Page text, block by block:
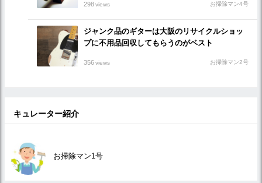
298views お掃除マン4号
ジャンク品のギターは大阪のリサイクルショッ
プに不用品回収してもらうのがベスト
356views お掃除マン2号
キュレーター紹介
お掃除マン1号